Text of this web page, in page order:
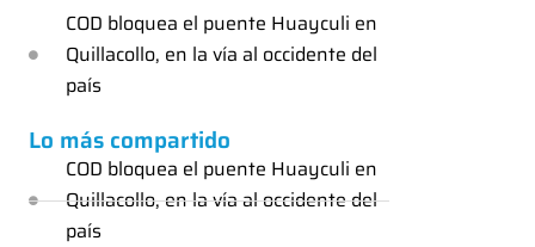
COD bloquea el puente Huayculi en
Quillacollo, en la vía al occidente del
país
Lo más compartido
COD bloquea el puente Huayculi en
Quillacollo, en la vía al occidente del
país